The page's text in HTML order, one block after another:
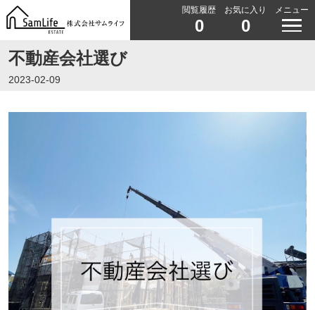
閲覧履歴
0
お気に入り
0
メニュー
不動産会社選び
2023-02-09